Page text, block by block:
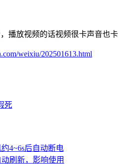
播放视频的话视频很卡声音也卡
weixiu/202501613.html
死
4~6s后自动断电
刷新，影响使用